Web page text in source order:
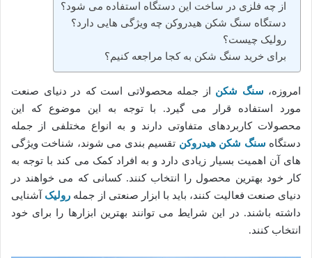
از چه فلزی در ساخت این دستگاه استفاده می شود؟
دستگاه سنگ شکن هیدروکن چه ویژگی هایی دارد؟
رولیک چیست؟
برای خرید سنگ شکن به کجا مراجعه کنیم؟
امروزه، سنگ شکن از جمله محصولاتی است که در دنیای صنعت
مورد استفاده قرار می گیرد. با توجه به این موضوع که این
محصولات کاربردهای متفاوتی دارند و به انواع مختلفی از جمله
دستگاه سنگ شکن هیدروکن تقسیم بندی می شوند، شناخت ویژگی
های آن اهمیت بسیار زیادی دارد و به افراد کمک می کند با توجه به
کار خود بهترین محصول را انتخاب کنند. کسانی که می خواهند در
دنیای صنعت فعالیت کنند، باید با ابزار صنعتی از جمله رولیک آشنایی
داشته باشند. در این شرایط می توانند بهترین ابزارها را برای خود
انتخاب کنند.